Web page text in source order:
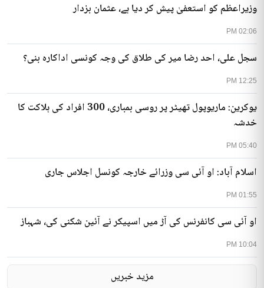
02:06 PM
وزیراعظم کو استعفیٰ پیش کر دیا ہے، عثمان بزدار
12:25 PM
سجل علی، احد رضا میر کی طلاق کی وجہ کونسی اداکارہ بنی؟
05:40 PM
یوکرین: ماریوپول تھیٹر پر روسی بمباری، 300 افراد کی ہلاکت کا
خدشہ
01:55 PM
اسلام آباد: او آئی سی وزرائے خارجہ کونسل اجلاس جاری
10:04 PM
او آئی سی کانفرنس کی آڑ میں اسپیکر نے آئین شکنی کی، شہباز
مزید خبریں